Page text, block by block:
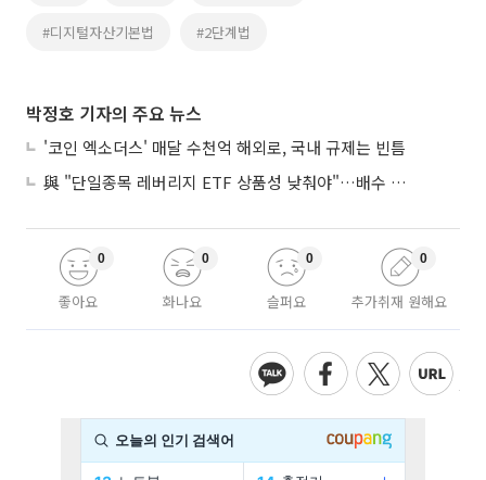
#디지털자산기본법 #2단계법
박정호 기자의 주요 뉴스
'코인 엑소더스' 매달 수천억 해외로, 국내 규제는 빈틈
與 "단일종목 레버리지 ETF 상품성 낮춰야"…배수 조정안도 거론
좋아요
0
화나요
0
슬퍼요
0
추가취재 원해요
0